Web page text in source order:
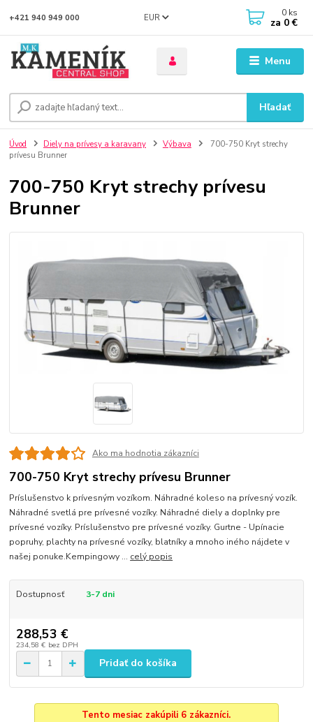
Menu
EUR
Hľadať
+421 940 949 000 0 ks
za 0 €
Úvod Diely na prívesy a karavany Výbava
700-750 Kryt strechy
prívesu Brunner
700-750 Kryt strechy prívesu
Brunner
Ako ma hodnotia zákazníci
700-750 Kryt strechy prívesu Brunner
Príslušenstvo k prívesným vozíkom. Náhradné koleso na prívesný vozík.
Náhradné svetlá pre prívesné vozíky. Náhradné diely a doplnky pre
prívesné vozíky. Príslušenstvo pre prívesné vozíky. Gurtne - Upínacie
popruhy, plachty na prívesné vozíky, blatníky a mnoho iného nájdete v
našej ponuke.Kempingowy ... celý popis
Dostupnosť 3-7 dni
288,53 €
234,58 € bez DPH
Pridať do košíka
Tento mesiac zakúpili 6 zákazníci.